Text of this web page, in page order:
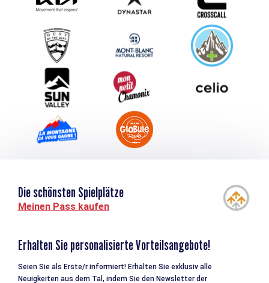
Schlagen Sie Ihr Event vor
Service groupes et séminaires
Herunterladen
Tourismus & Behinderung
Die schönsten Spielplätze
Meinen Pass kaufen
Erhalten Sie personalisierte Vorteilsangebote!
Seien Sie als Erste/r informiert! Erhalten Sie exklusiv alle
Neuigkeiten aus dem Tal, indem Sie den Newsletter der